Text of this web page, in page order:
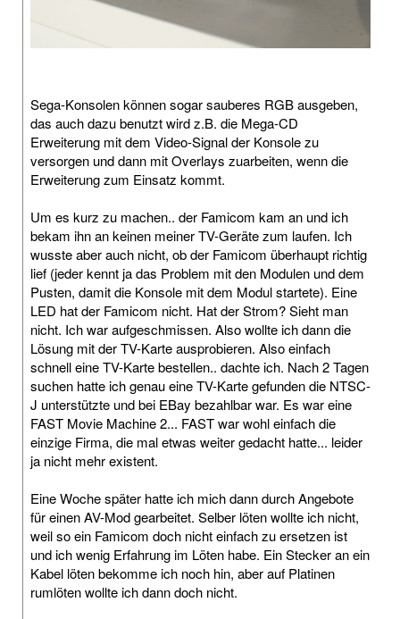
Sega-Konsolen können sogar sauberes RGB ausgeben,
das auch dazu benutzt wird z.B. die Mega-CD
Erweiterung mit dem Video-Signal der Konsole zu
versorgen und dann mit Overlays zuarbeiten, wenn die
Erweiterung zum Einsatz kommt.
Um es kurz zu machen.. der Famicom kam an und ich
bekam ihn an keinen meiner TV-Geräte zum laufen. Ich
wusste aber auch nicht, ob der Famicom überhaupt richtig
lief (jeder kennt ja das Problem mit den Modulen und dem
Pusten, damit die Konsole mit dem Modul startete). Eine
LED hat der Famicom nicht. Hat der Strom? Sieht man
nicht. Ich war aufgeschmissen. Also wollte ich dann die
Lösung mit der TV-Karte ausprobieren. Also einfach
schnell eine TV-Karte bestellen.. dachte ich. Nach 2 Tagen
suchen hatte ich genau eine TV-Karte gefunden die NTSC-
J unterstützte und bei EBay bezahlbar war. Es war eine
FAST Movie Machine 2... FAST war wohl einfach die
einzige Firma, die mal etwas weiter gedacht hatte... leider
ja nicht mehr existent.
Eine Woche später hatte ich mich dann durch Angebote
für einen AV-Mod gearbeitet. Selber löten wollte ich nicht,
weil so ein Famicom doch nicht einfach zu ersetzen ist
und ich wenig Erfahrung im Löten habe. Ein Stecker an ein
Kabel löten bekomme ich noch hin, aber auf Platinen
rumlöten wollte ich dann doch nicht.